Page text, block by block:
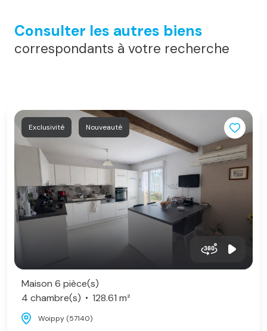
Consulter les autres biens
correspondants à votre recherche
Exclusivité Nouveauté
Maison 6 pièce(s)
4 chambre(s)
128.61 m²
Woippy (57140)